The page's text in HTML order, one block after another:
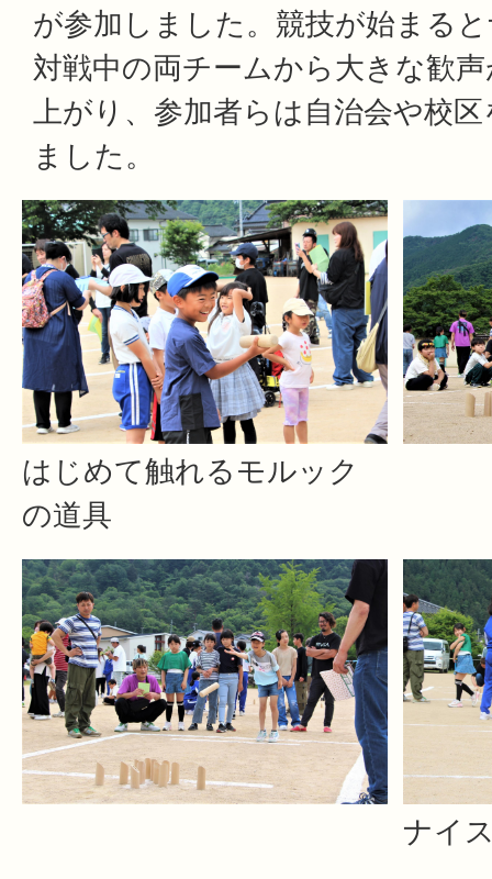
が参加しました。競技が始まる
対戦中の両チームから大きな歓
上がり、参加者らは自治会や校
ました。
はじめて触れるモルック
の道具
ナイ